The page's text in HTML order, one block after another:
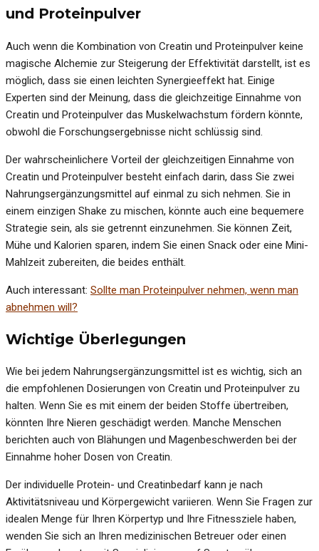
und Proteinpulver
Auch wenn die Kombination von Creatin und Proteinpulver keine
magische Alchemie zur Steigerung der Effektivität darstellt, ist es
möglich, dass sie einen leichten Synergieeffekt hat. Einige
Experten sind der Meinung, dass die gleichzeitige Einnahme von
Creatin und Proteinpulver das Muskelwachstum fördern könnte,
obwohl die Forschungsergebnisse nicht schlüssig sind.
Der wahrscheinlichere Vorteil der gleichzeitigen Einnahme von
Creatin und Proteinpulver besteht einfach darin, dass Sie zwei
Nahrungsergänzungsmittel auf einmal zu sich nehmen. Sie in
einem einzigen Shake zu mischen, könnte auch eine bequemere
Strategie sein, als sie getrennt einzunehmen. Sie können Zeit,
Mühe und Kalorien sparen, indem Sie einen Snack oder eine Mini-
Mahlzeit zubereiten, die beides enthält.
Auch interessant: Sollte man Proteinpulver nehmen, wenn man
abnehmen will?
Wichtige Überlegungen
Wie bei jedem Nahrungsergänzungsmittel ist es wichtig, sich an
die empfohlenen Dosierungen von Creatin und Proteinpulver zu
halten. Wenn Sie es mit einem der beiden Stoffe übertreiben,
könnten Ihre Nieren geschädigt werden. Manche Menschen
berichten auch von Blähungen und Magenbeschwerden bei der
Einnahme hoher Dosen von Creatin.
Der individuelle Protein- und Creatinbedarf kann je nach
Aktivitätsniveau und Körpergewicht variieren. Wenn Sie Fragen zur
idealen Menge für Ihren Körpertyp und Ihre Fitnessziele haben,
wenden Sie sich an Ihren medizinischen Betreuer oder einen